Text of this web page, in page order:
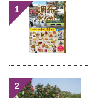
1
2